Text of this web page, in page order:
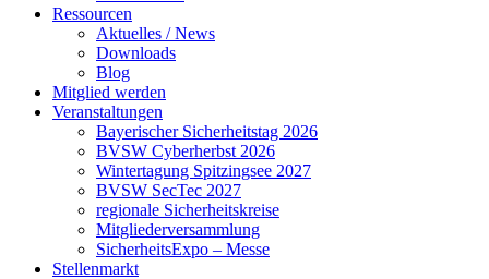
Ressourcen
Aktuelles / News
Downloads
Blog
Mitglied werden
Veranstaltungen
Bayerischer Sicherheitstag 2026
BVSW Cyberherbst 2026
Wintertagung Spitzingsee 2027
BVSW SecTec 2027
regionale Sicherheitskreise
Mitgliederversammlung
SicherheitsExpo – Messe
Stellenmarkt